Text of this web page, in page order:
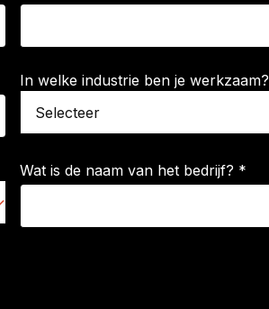
In welke industrie ben je werkzaam?
Wat is de naam van het bedrijf? *